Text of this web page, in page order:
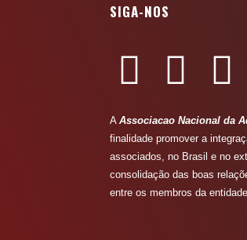
SIGA-NOS
A Associacao Nacional da
finalidade promover a
associados, no Brasil e no
consolidação das boas
entre os membros da